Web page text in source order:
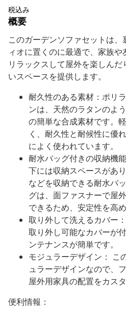
税込み
概要
このガーデンソファセットは
ィオに置くのに最適で、家族や
リラックスして屋外を楽しん
いスペースを提供します。
耐久性のある素材：ポリ
ンは、天然のラタンのよ
の簡単な合成素材です。
く、耐久性と耐候性に優
によく使われています。
耐水バッグ付きの収納機
下には収納スペースがあ
などを収納できる耐水バ
グは、面ファスナーで屋
できるため、安定性を高め
取り外して洗えるカバー
取り外し可能なカバーが
ンテナンスが簡単です。
モジュラーデザイン： こ
ュラーデザインなので、
屋外用家具の配置をカス
便利情報：